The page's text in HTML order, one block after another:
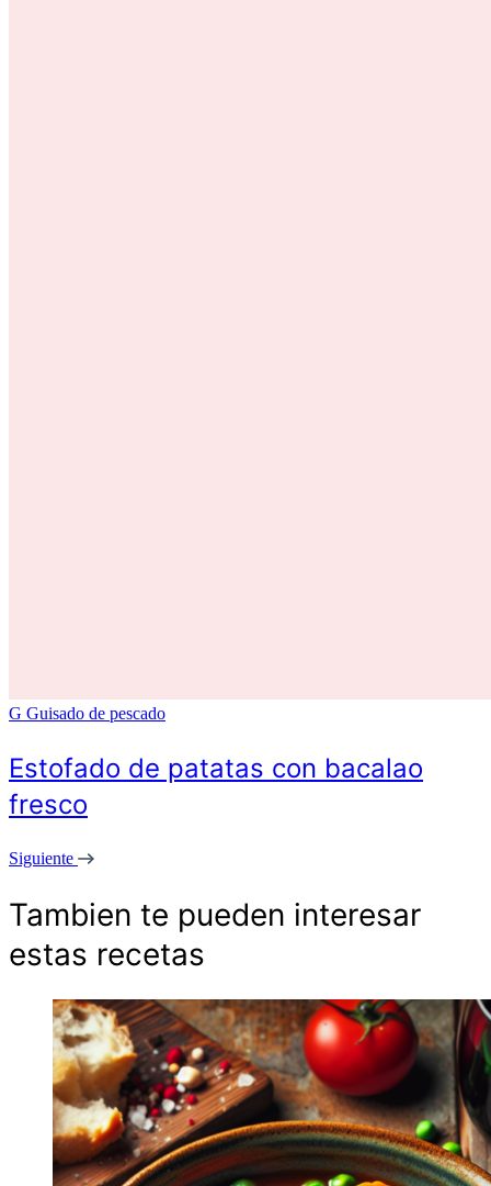
G Guisado de pescado
Estofado de patatas con bacalao
fresco
Siguiente
Tambien te pueden interesar
estas recetas